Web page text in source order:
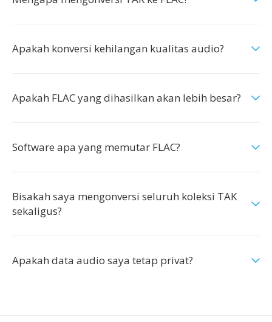
Apakah konversi kehilangan kualitas audio?
Apakah FLAC yang dihasilkan akan lebih besar?
Software apa yang memutar FLAC?
Bisakah saya mengonversi seluruh koleksi TAK
sekaligus?
Apakah data audio saya tetap privat?